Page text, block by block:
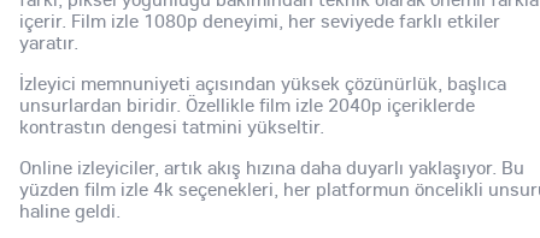
içerir. Film izle 1080p deneyimi, her seviyede farklı etkiler
yaratır.
İzleyici memnuniyeti açısından yüksek çözünürlük, başlıca
unsurlardan biridir. Özellikle film izle 2040p içeriklerde
kontrastın dengesi tatmini yükseltir.
Online izleyiciler, artık akış hızına daha duyarlı yaklaşıyor. Bu
yüzden film izle 4k seçenekleri, her platformun öncelikli
haline geldi.